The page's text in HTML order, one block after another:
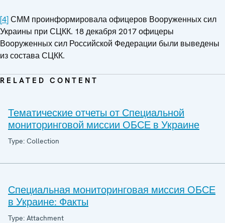
[4]СММ проинформировала офицеров Вооруженных сил
Украины при СЦКК. 18 декабря 2017 офицеры
Вооруженных сил Российской Федерации были выведены
из состава СЦКК.
RELATED CONTENT
Тематические отчеты от Специальной
мониторинговой миссии ОБСЕ в Украине
Type: Collection
Специальная мониторинговая миссия ОБСЕ
в Украине: Факты
Type: Attachment